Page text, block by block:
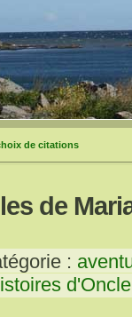
de citations
de
: